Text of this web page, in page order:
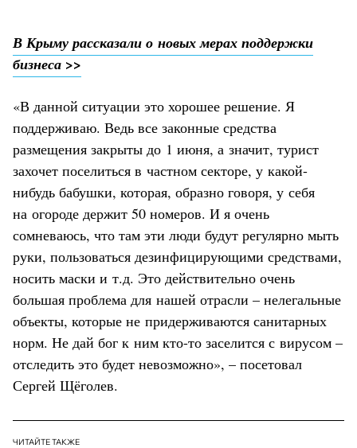
В Крыму рассказали о новых мерах поддержки
бизнеса >>
«В данной ситуации это хорошее решение. Я
поддерживаю. Ведь все законные средства
размещения закрыты до 1 июня, а значит, турист
захочет поселиться в частном секторе, у какой-
нибудь бабушки, которая, образно говоря, у себя
на огороде держит 50 номеров. И я очень
сомневаюсь, что там эти люди будут регулярно мыть
руки, пользоваться дезинфицирующими средствами,
носить маски и т.д. Это действительно очень
большая проблема для нашей отрасли – нелегальные
объекты, которые не придерживаются санитарных
норм. Не дай бог к ним кто-то заселится с вирусом –
отследить это будет невозможно», – посетовал
Сергей Щёголев.
ЧИТАЙТЕ ТАКЖЕ